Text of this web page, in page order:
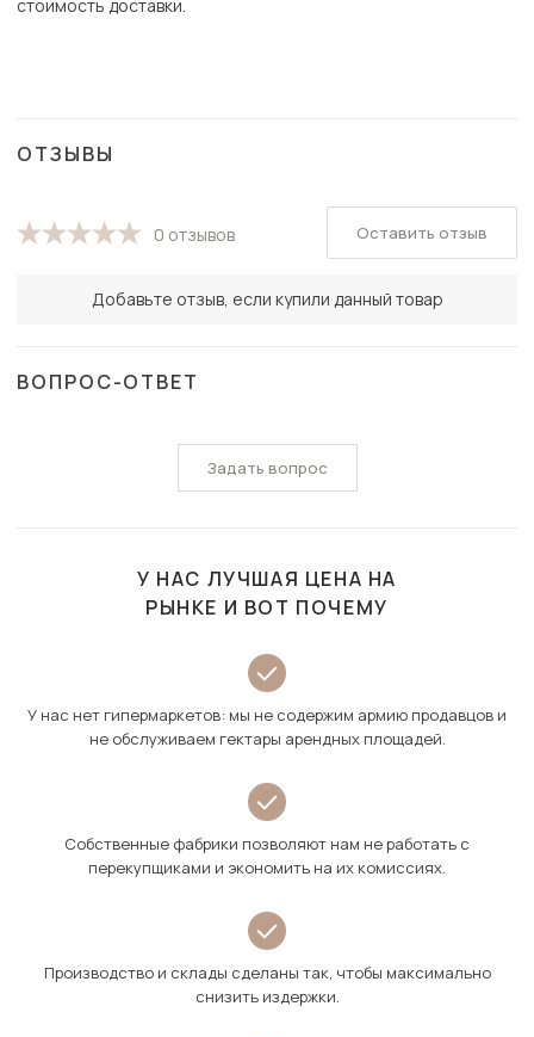
стоимость доставки.
ОТЗЫВЫ
0 отзывов
Добавьте отзыв, если купили данный товар
Оставить отзыв
ВОПРОС-ОТВЕТ
Задать вопрос
У НАС ЛУЧШАЯ ЦЕНА НА
РЫНКЕ И ВОТ ПОЧЕМУ
У нас нет гипермаркетов: мы не содержим армию продавцов и
не обслуживаем гектары арендных площадей.
Собственные фабрики позволяют нам не работать с
перекупщиками и экономить на их комиссиях.
Производство и склады сделаны так, чтобы максимально
снизить издержки.